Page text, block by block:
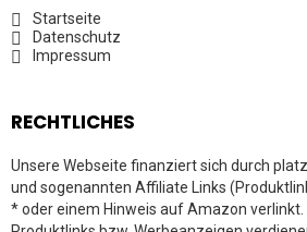
Startseite
Datenschutz
Impressum
RECHTLICHES
Unsere Webseite finanziert sich durch
und sogenannten Affiliate Links
* oder einem Hinweis auf Amazon verlinkt.